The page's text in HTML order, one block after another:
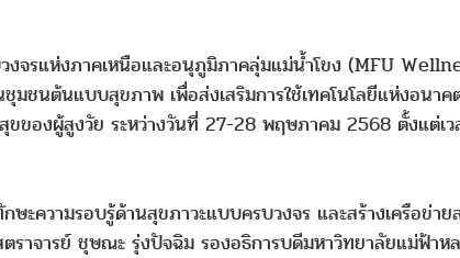
จรแห่งภาคเหนือและอนุภูมิภาคลุ่มแม่น้ำโขง (MFU
ชนต้นแบบสุขภาพ เพื่อส่งเสริมการใช้เทคโนโลยีแห่งอน
สุขของผู้สูงวัย ระหว่างวันที่ 27-28 พฤษภาคม 2568 ตั้งแ
ษะความรอบรู้ด้านสุขภาวะแบบครบวงจร และสร้างเครือ
ราจารย์ ชุษณะ รุ่งปัจฉิม รองอธิการบดีมหาวิทยาลัยแม่ฟ้า